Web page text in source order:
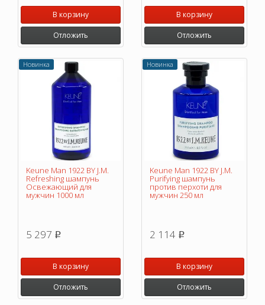
В корзину
Отложить
В корзину
Отложить
Новинка
Keune Man 1922 BY J.M.
Refreshing шампунь
Освежающий для
мужчин 1000 мл
5 297 p
В корзину
Отложить
Новинка
Keune Man 1922 BY J.M.
Purifying шампунь
против перхоти для
мужчин 250 мл
2 114 p
В корзину
Отложить